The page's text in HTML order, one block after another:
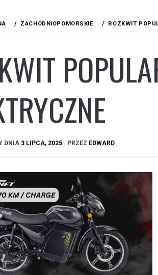
ZACHODNIOPOMORSKIE ROZKWIT
DNIA 3 LIPCA, 2025 PRZEZ EDWARD